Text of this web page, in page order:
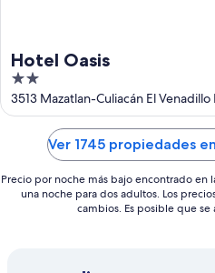
Hotel Oasis
2
out
of
3513 Mazatlan-Culiacán El Venadillo
Ver 1745 propiedades
Precio por noche más bajo encontrado en
una noche para dos adultos. Los
cambios. Es posible que